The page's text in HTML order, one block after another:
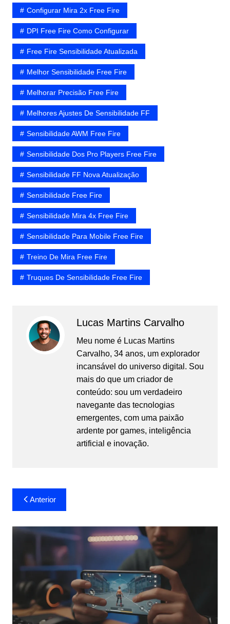
Configurar Mira 2x Free Fire
DPI Free Fire Como Configurar
Free Fire Sensibilidade Atualizada
Melhor Sensibilidade Free Fire
Melhorar Precisão Free Fire
Melhores Ajustes De Sensibilidade FF
Sensibilidade AWM Free Fire
Sensibilidade Dos Pro Players Free Fire
Sensibilidade FF Nova Atualização
Sensibilidade Free Fire
Sensibilidade Mira 4x Free Fire
Sensibilidade Para Mobile Free Fire
Treino De Mira Free Fire
Truques De Sensibilidade Free Fire
Lucas Martins Carvalho
Meu nome é Lucas Martins
Carvalho, 34 anos, um explorador
incansável do universo digital. Sou
mais do que um criador de
conteúdo: sou um verdadeiro
navegante das tecnologias
emergentes, com uma paixão
ardente por games, inteligência
artificial e inovação.
Navegação
de
Post
Anterior